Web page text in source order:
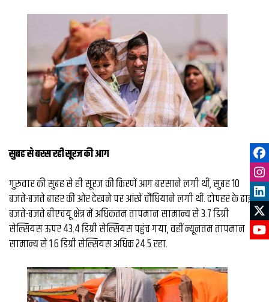
सुबह से बरस रही सूरज की आग
गुरुवार की सुबह से ही सूरज की किरणें आग बरसाने लगी थीं, सुबह 10
बजते-बजते बाहर की ओर देखने पर आंखें चौंधियाने लगी थीं. दोपहर के ढाई
बजते-बजते बीएचयू क्षेत्र में अधिकतम तापमान सामान्य से 3.7 डिग्री
सेल्सियस ऊपर 43.4 डिग्री सेल्सियस पहुंच गया, वहीं न्यूनतम तापमान
सामान्य से 1.6 डिग्री सेल्सियस अधिक 24.5 रहा.